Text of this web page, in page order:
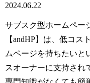
2024.06.22
サブスク型ホームペー
【andHP】は、低コス
ムページを持ちたいと
スオーナーに支持され